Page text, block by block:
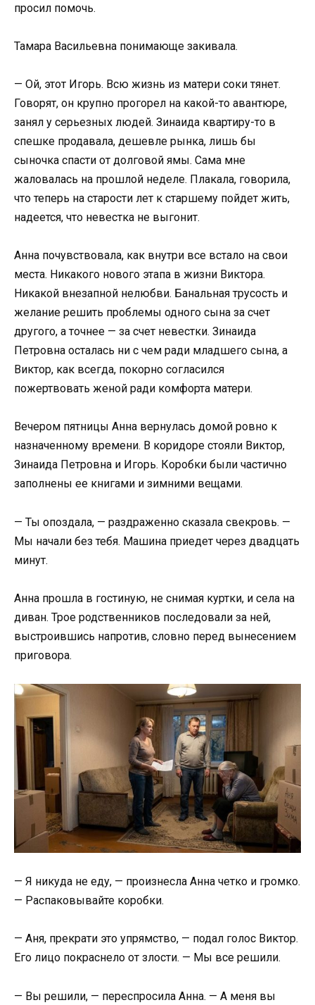
просил помочь.
Тамара Васильевна понимающе закивала.
— Ой, этот Игорь. Всю жизнь из матери соки тянет.
Говорят, он крупно прогорел на какой-то авантюре,
занял у серьезных людей. Зинаида квартиру-то в
спешке продавала, дешевле рынка, лишь бы
сыночка спасти от долговой ямы. Сама мне
жаловалась на прошлой неделе. Плакала, говорила,
что теперь на старости лет к старшему пойдет жить,
надеется, что невестка не выгонит.
Анна почувствовала, как внутри все встало на свои
места. Никакого нового этапа в жизни Виктора.
Никакой внезапной нелюбви. Банальная трусость и
желание решить проблемы одного сына за счет
другого, а точнее — за счет невестки. Зинаида
Петровна осталась ни с чем ради младшего сына, а
Виктор, как всегда, покорно согласился
пожертвовать женой ради комфорта матери.
Вечером пятницы Анна вернулась домой ровно к
назначенному времени. В коридоре стояли Виктор,
Зинаида Петровна и Игорь. Коробки были частично
заполнены ее книгами и зимними вещами.
— Ты опоздала, — раздраженно сказала свекровь. —
Мы начали без тебя. Машина приедет через двадцать
минут.
Анна прошла в гостиную, не снимая куртки, и села на
диван. Трое родственников последовали за ней,
выстроившись напротив, словно перед вынесением
приговора.
— Я никуда не еду, — произнесла Анна четко и громко.
— Распаковывайте коробки.
— Аня, прекрати это упрямство, — подал голос Виктор.
Его лицо покраснело от злости. — Мы все решили.
— Вы решили, — переспросила Анна. — А меня вы